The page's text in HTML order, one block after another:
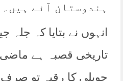
ہندوستان آئے ہیں۔
انہوں نے بتایا کہ جلہ
تاریخی قصبہ ہے
حویلی کا رقبہ تو